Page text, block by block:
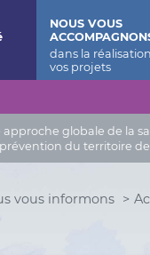
approche globale de la
du territoire
NOUS VOUS
vous informons